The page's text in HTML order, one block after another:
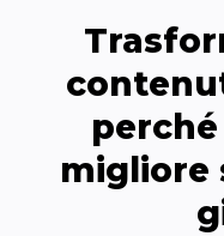
migliore